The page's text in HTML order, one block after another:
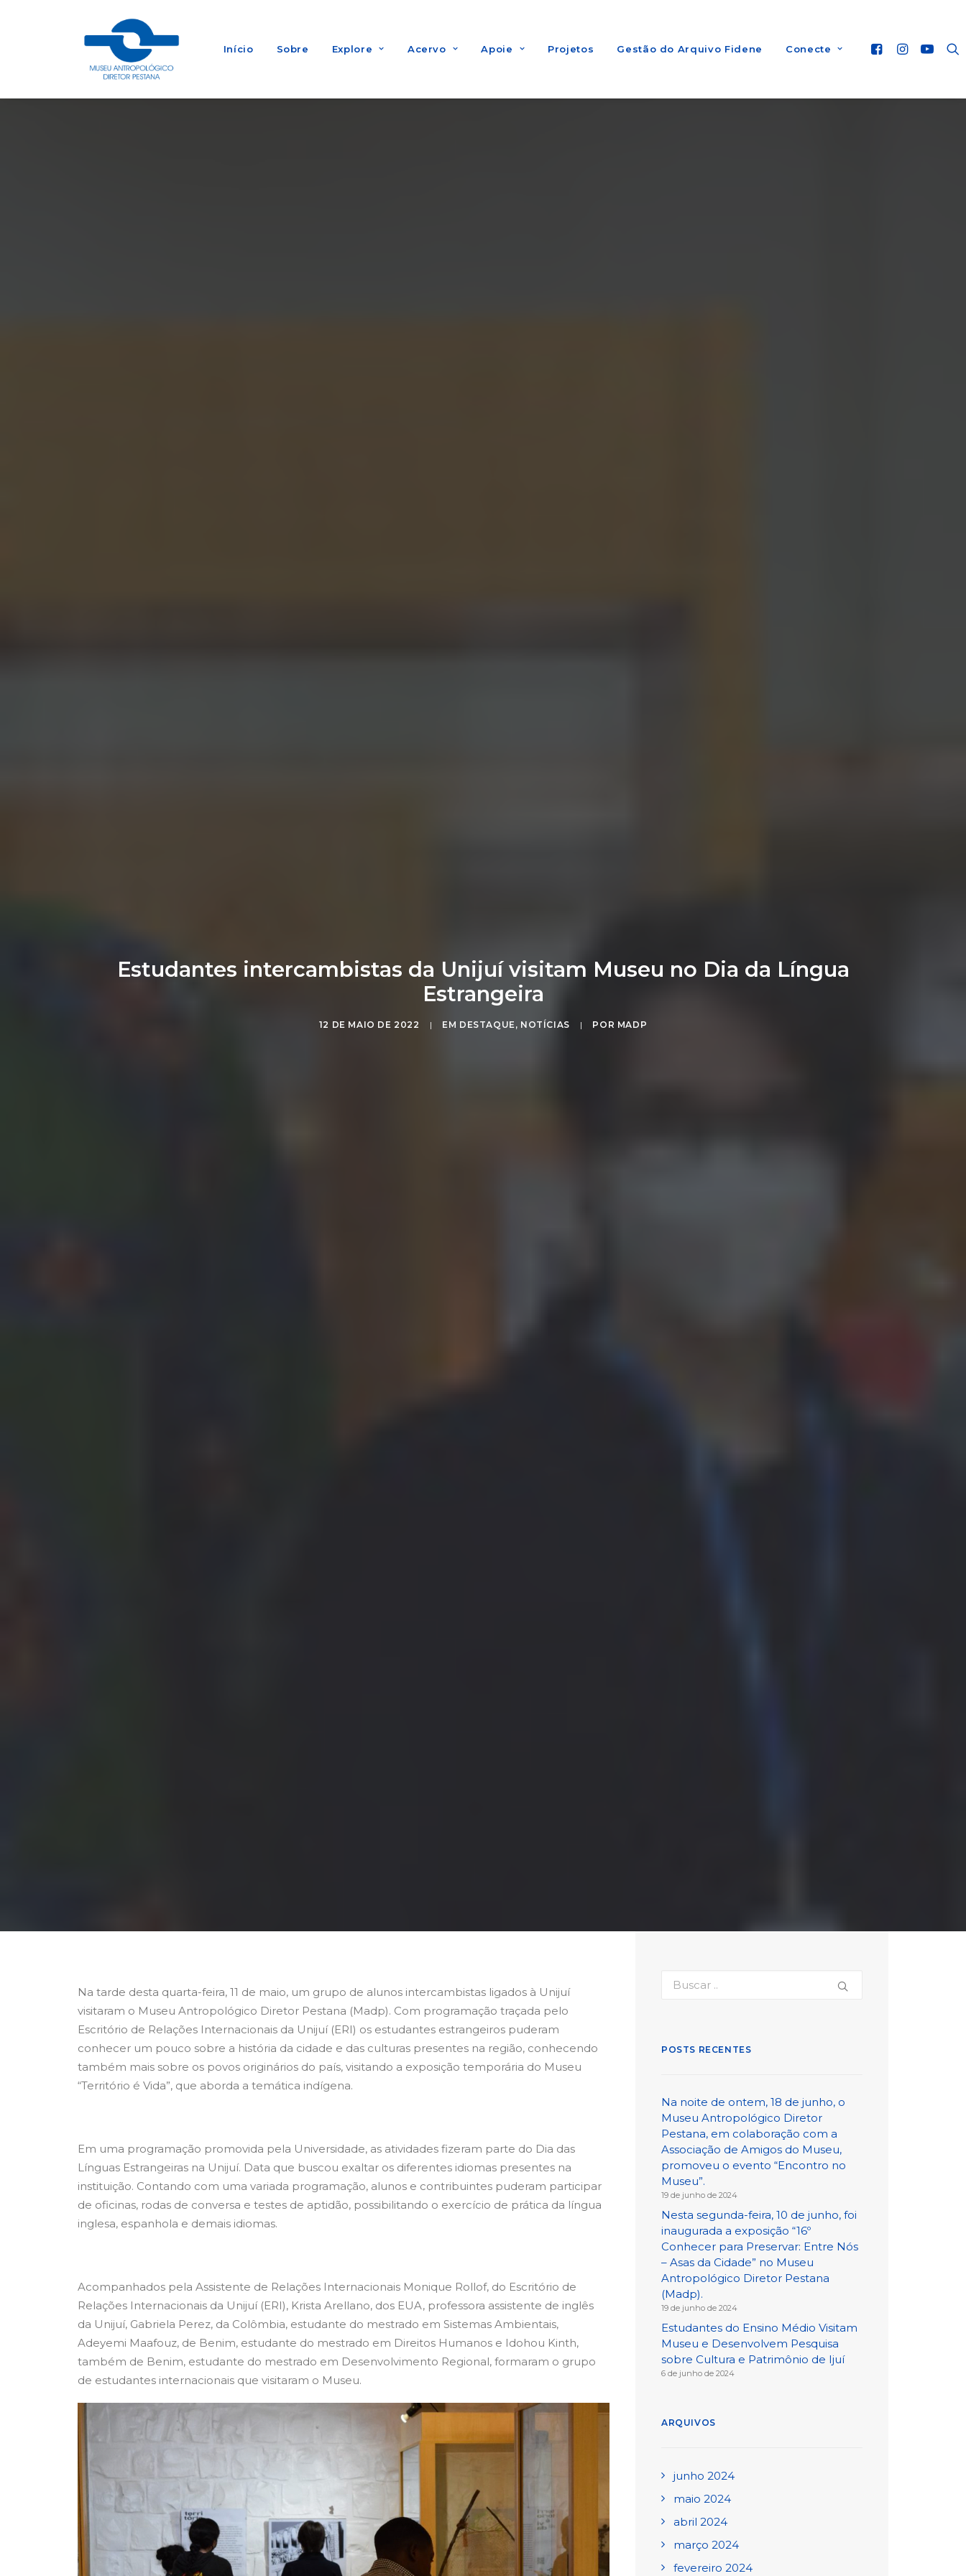
Início Sobre Explore Acervo Apoie Projetos Gestão do Arquivo Fidene Conecte
Estudantes intercambistas da Unijuí visitam Museu no Dia da Língua
Estrangeira
12 DE MAIO DE 2022 | EM DESTAQUE, NOTÍCIAS | POR MADP
Na tarde desta quarta-feira, 11 de maio, um grupo de alunos intercambistas ligados à Unijuí
visitaram o Museu Antropológico Diretor Pestana (Madp). Com programação traçada pelo
Escritório de Relações Internacionais da Unijuí (ERI) os estudantes estrangeiros puderam
conhecer um pouco sobre a história da cidade e das culturas presentes na região, conhecendo
também mais sobre os povos originários do país, visitando a exposição temporária do Museu
“Território é Vida”, que aborda a temática indígena.
Em uma programação promovida pela Universidade, as atividades fizeram parte do Dia das
Línguas Estrangeiras na Unijuí. Data que buscou exaltar os diferentes idiomas presentes na
instituição. Contando com uma variada programação, alunos e contribuintes puderam participar
de oficinas, rodas de conversa e testes de aptidão, possibilitando o exercício de prática da língua
inglesa, espanhola e demais idiomas.
Acompanhados pela Assistente de Relações Internacionais Monique Rollof, do Escritório de
Relações Internacionais da Unijuí (ERI), Krista Arellano, dos EUA, professora assistente de inglês
da Unijuí, Gabriela Perez, da Colômbia, estudante do mestrado em Sistemas Ambientais,
Adeyemi Maafouz, de Benim, estudante do mestrado em Direitos Humanos e Idohou Kinth,
também de Benim, estudante do mestrado em Desenvolvimento Regional, formaram o grupo
de estudantes internacionais que visitaram o Museu.
POSTS RECENTES
Na noite de ontem, 18 de junho, o
Museu Antropológico Diretor
Pestana, em colaboração com a
Associação de Amigos do Museu,
promoveu o evento “Encontro no
Museu”.
19 de junho de 2024
Nesta segunda-feira, 10 de junho, foi
inaugurada a exposição “16º
Conhecer para Preservar: Entre Nós
– Asas da Cidade” no Museu
Antropológico Diretor Pestana
(Madp).
19 de junho de 2024
Estudantes do Ensino Médio Visitam
Museu e Desenvolvem Pesquisa
sobre Cultura e Patrimônio de Ijuí
6 de junho de 2024
ARQUIVOS
junho 2024
maio 2024
abril 2024
março 2024
fevereiro 2024